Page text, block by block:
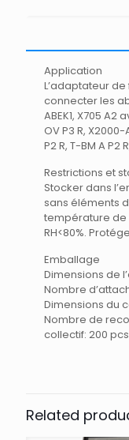
Application
L’adaptateur
connecter les
ABEK1, X705
OV P3 R, X2000-
P2 R, T-BM A P2
Restrictions et
Stocker dans
sans éléments
température de
RH<80%.
Emballage
Dimensions de
Nombre
Dimensions du
Nombre de
collectif: 200
Related